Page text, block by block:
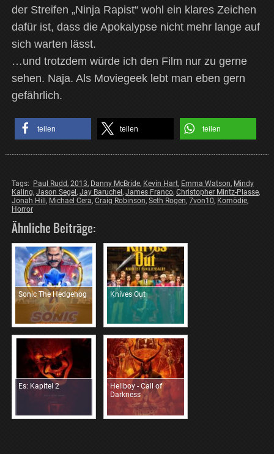
der Streifen „Ninja Rapist“ wohl ein klares Zeichen
dafür ist, dass die Apokalypse nicht mehr lange auf
sich warten lässt.
…und trotzdem würde ich den Film nur zu gerne
sehen. Naja. Als Moviegeek lebt man eben gern
gefährlich.
teilen teilen teilen
Tags: Paul Rudd, 2013, Danny McBride, Kevin Hart, Emma Watson, Mindy
Kaling, Jason Segel , Jay Baruchel , James Franco, Christopher Mintz-Plasse,
Jonah Hill , Michael Cera, Craig Robinson, Seth Rogen, 7von10, Komödie,
Horror
Ähnliche Beiträge:
Sonic The Hedgehog Knives Out
Es: Kapitel 2
Hellboy - Call of
Darkness